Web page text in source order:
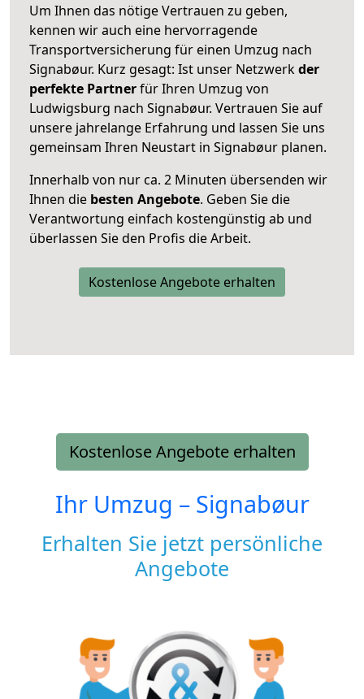
Um Ihnen das nötige Vertrauen zu geben,
kennen wir auch eine hervorragende
Transportversicherung für einen Umzug nach
Signabøur. Kurz gesagt: Ist unser Netzwerkder
perfekte Partnerfür Ihren Umzug von
Ludwigsburg nach Signabøur. Vertrauen Sie auf
unsere jahrelange Erfahrung und lassen Sie uns
gemeinsam Ihren Neustart in Signabøur planen.
Innerhalb von nur ca. 2 Minuten übersenden wir
Ihnen die besten Angebote. Geben Sie die
Verantwortung einfach kostengünstig ab und
überlassen Sie den Profis die Arbeit.
Kostenlose Angebote erhalten
Kostenlose Angebote erhalten
Ihr Umzug – Signabøur
Erhalten Sie jetzt persönliche
Angebote